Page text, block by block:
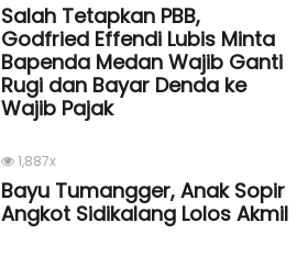
Salah Tetapkan PBB,
Godfried Effendi Lubis Minta
Bapenda Medan Wajib Ganti
Rugi dan Bayar Denda ke
Wajib Pajak
1,887x
Bayu Tumangger, Anak Sopir
Angkot Sidikalang Lolos Akmil